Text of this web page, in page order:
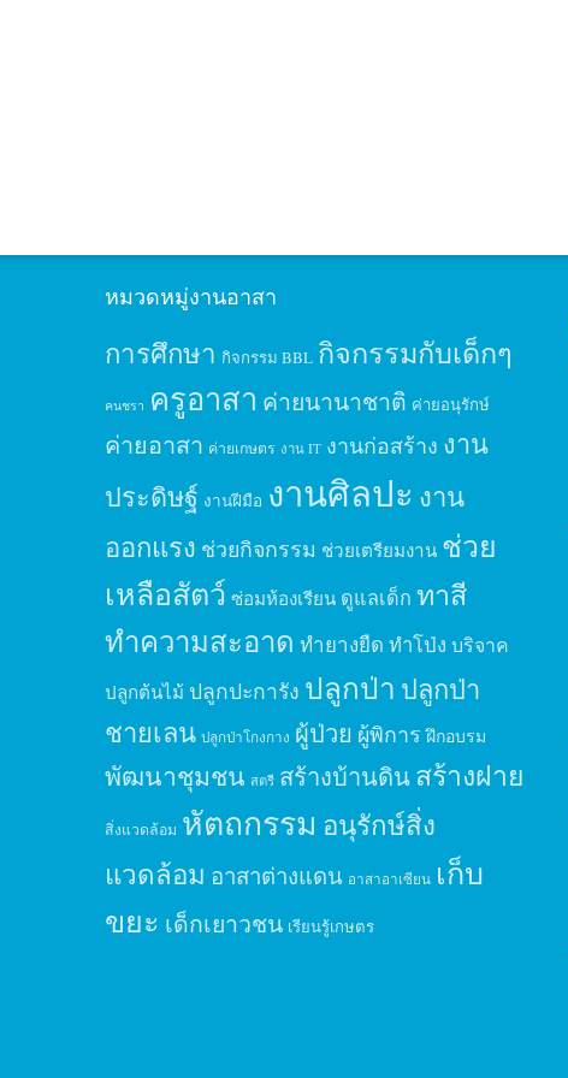
หมวดหมู่งานอาสา
การศึกษา กิจกรรม BBL กิจกรรมกับเด็กๆ
คนชรา ครูอาสา ค่ายนานาชาติ ค่ายอนุรักษ์
ค่ายอาสา ค่ายเกษตร งาน IT งานก่อสร้าง งาน
ประดิษฐ์ งานฝีมือ งานศิลปะ งาน
ออกแรง ช่วยกิจกรรม ช่วยเตรียมงาน ช่วย
เหลือสัตว์ ซ่อมห้องเรียน ดูแลเด็ก ทาสี
ทำความสะอาด ทำยางยืด ทำโป่ง บริจาค
ปลูกต้นไม้ ปลูกปะการัง ปลูกป่า ปลูกป่า
ชายเลน ปลูกป่าโกงกาง ผู้ป่วย ผู้พิการ ฝึกอบรม
พัฒนาชุมชน สตรี สร้างบ้านดินสร้างฝาย
สิ่งแวดล้อม หัตถกรรม อนุรักษ์สิ่ง
แวดล้อม อาสาต่างแดน อาสาอาเซียน เก็บ
ขยะ เด็กเยาวชน เรียนรู้เกษตร